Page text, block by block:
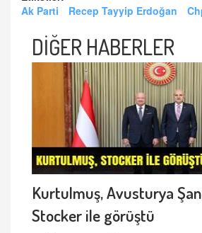
Ak Parti
Recep Tayyip Erdoğan
DİĞER HABERLER
Kurtulmuş, Avusturya
Stocker ile görüştü